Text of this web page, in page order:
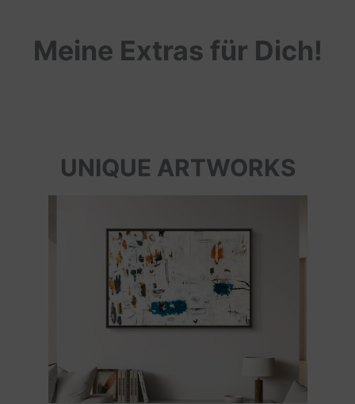
Meine Extras für Dich!
UNIQUE ARTWORKS